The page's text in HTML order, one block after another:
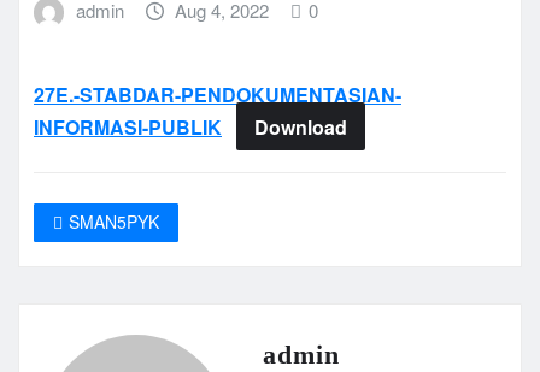
admin Aug 4, 2022 0
27E.-STABDAR-PENDOKUMENTASIAN-
INFORMASI-PUBLIK
Download
SMAN5PYK
admin